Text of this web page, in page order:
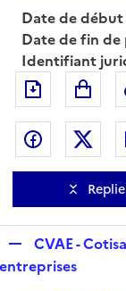
Date de
Date de fin
Identifiant
Exporter
Partager
e
CVAE -
entreprises